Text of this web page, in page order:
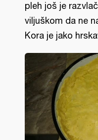
pleh još je
viljuškom da ne
Kora je jako